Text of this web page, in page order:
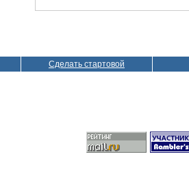
Сделать стартовой